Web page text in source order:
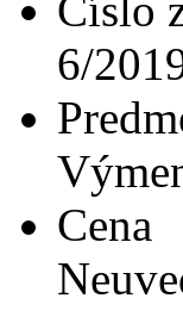
6/
Cena